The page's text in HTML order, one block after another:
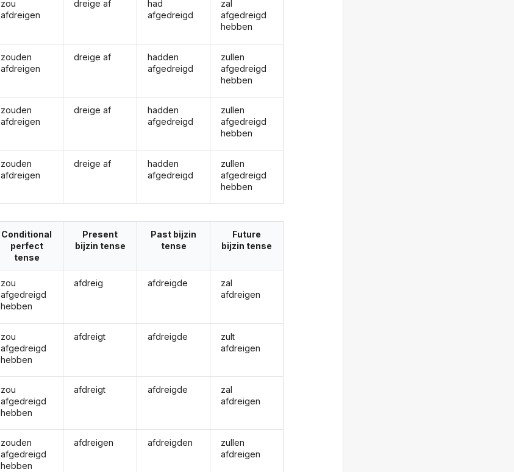
zou
afdreigen
zouden
afdreigen
zouden
afdreigen
zouden
afdreigen
dreige af
dreige af
dreige af
dreige af
had
afgedreigd
hadden
afgedreigd
hadden
afgedreigd
hadden
afgedreigd
zal
afgedreigd
hebben
zullen
afgedreigd
hebben
zullen
afgedreigd
hebben
zullen
afgedreigd
hebben
Conditional
perfect
tense
zou
afgedreigd
hebben
zou
afgedreigd
hebben
zou
afgedreigd
hebben
zouden
afgedreigd
hebben
Present
bijzin tense
afdreig
afdreigt
afdreigt
afdreigen
Past bijzin
tense
afdreigde
afdreigde
afdreigde
afdreigden
Future
bijzin tense
zal
afdreigen
zult
afdreigen
zal
afdreigen
zullen
afdreigen